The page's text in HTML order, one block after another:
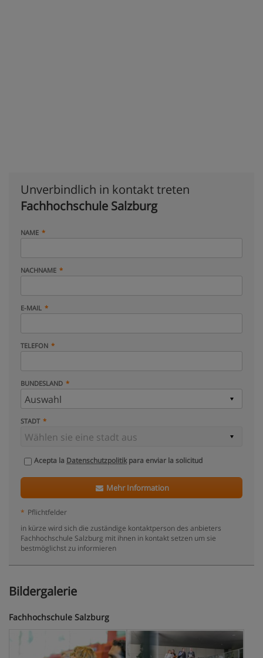
Unverbindlich in kontakt treten
Fachhochschule Salzburg
NAME
NACHNAME
E-MAIL
TELEFON
BUNDESLAND
STADT
Acepta la Datenschutzpolitikpara enviar la solicitud
Mehr Information
* Pflichtfelder
in kürze wird sich die zuständige kontaktperson des anbieters
Fachhochschule Salzburg mit ihnen in kontakt setzen um sie
bestmöglichst zu informieren
Bildergalerie
Fachhochschule Salzburg